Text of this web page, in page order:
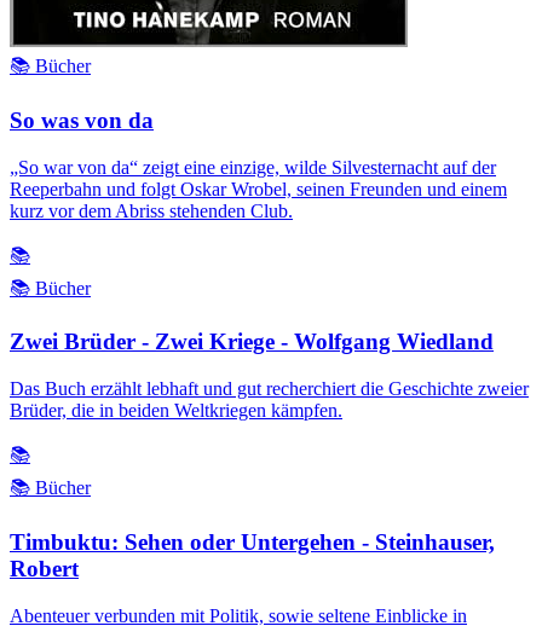
📚 Bücher
So was von da
„So war von da“ zeigt eine einzige, wilde Silvesternacht auf der
Reeperbahn und folgt Oskar Wrobel, seinen Freunden und einem
kurz vor dem Abriss stehenden Club.
📚
📚 Bücher
Zwei Brüder - Zwei Kriege - Wolfgang Wiedland
Das Buch erzählt lebhaft und gut recherchiert die Geschichte zweier
Brüder, die in beiden Weltkriegen kämpfen.
📚
📚 Bücher
Timbuktu: Sehen oder Untergehen - Steinhauser,
Robert
Abenteuer verbunden mit Politik, sowie seltene Einblicke in